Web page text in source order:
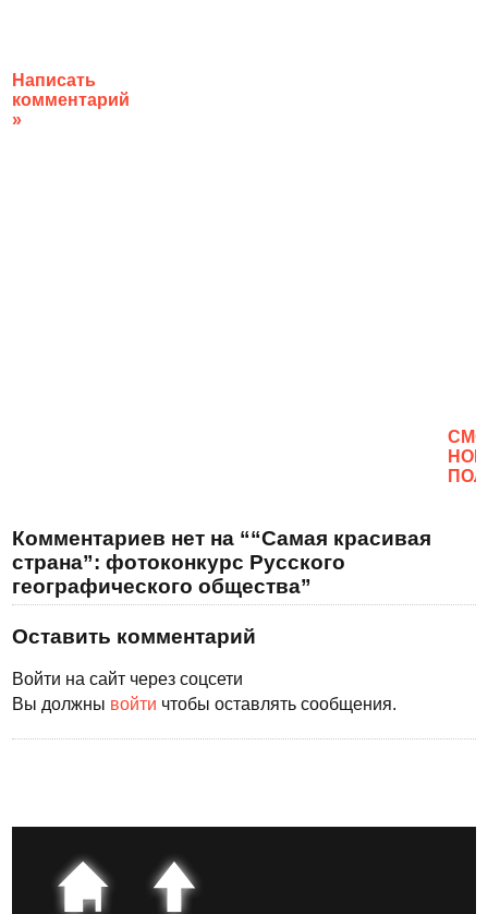
Написать
комментарий
»
Комментариев нет на ““Самая красивая
страна”: фотоконкурс Русского
географического общества”
Оставить комментарий
Войти на сайт через соцсети
Вы должны войти чтобы оставлять сообщения.